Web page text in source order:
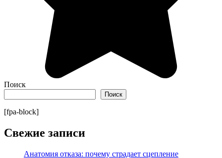
Поиск
Поиск
[fpa-block]
Свежие записи
Анатомия отказа: почему страдает сцепление